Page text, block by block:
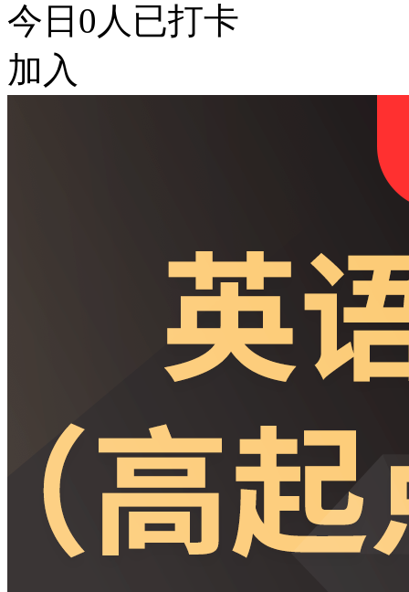
今日 0 人已打卡
加入